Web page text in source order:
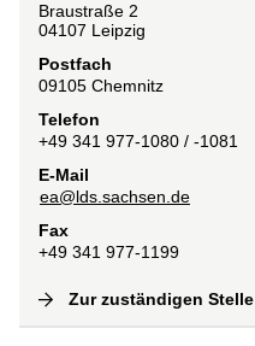
Braustraße 2
04107 Leipzig
Postfach
09105 Chemnitz
Telefon
+49 341 977-1080 / -1081
E-Mail
ea@lds.sachsen.de
Fax
+49 341 977-1199
Zur zuständigen Stelle